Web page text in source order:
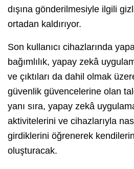
dışına gönderilmesiyle ilgili
ortadan kaldırıyor.
Son kullanıcı cihazlarında
bağımlılık, yapay zekâ
ve çıktıları da dahil olmak
güvenlik güvencelerine olan
yanı sıra, yapay zekâ
aktivitelerini ve cihazlarıyla
girdiklerini öğrenerek
oluşturacak.